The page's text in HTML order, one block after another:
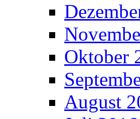
Oktober
August